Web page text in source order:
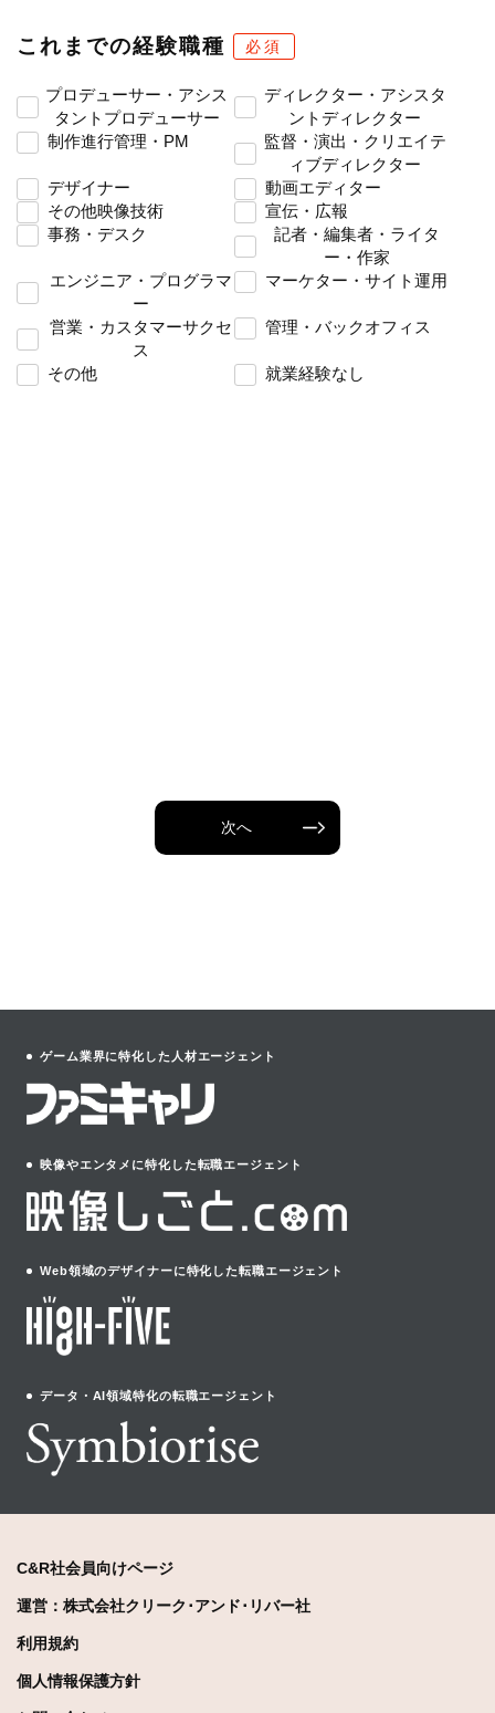
これまでの経験職種 必須
プロデューサー・アシス
タントプロデューサー
ディレクター・アシスタ
ントディレクター
制作進行管理・PM
監督・演出・クリエイテ
ィブディレクター
デザイナー
動画エディター
その他映像技術
宣伝・広報
事務・デスク
記者・編集者・ライタ
ー・作家
エンジニア・プログラマ
ー
マーケター・サイト運用
営業・カスタマーサクセ
ス
管理・バックオフィス
その他 就業経験なし
次へ
ゲーム業界に特化した人材エージェント
映像やエンタメに特化した転職エージェント
Web領域のデザイナーに特化した転職エージェント
データ・AI領域特化の転職エージェント
C&R社会員向けページ
運営：株式会社クリーク･アンド･リバー社
利用規約
個人情報保護方針